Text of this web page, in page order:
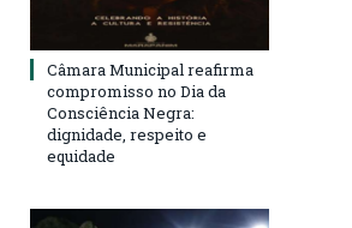
Câmara Municipal reafirma
compromisso no Dia da
Consciência Negra:
dignidade, respeito e
equidade